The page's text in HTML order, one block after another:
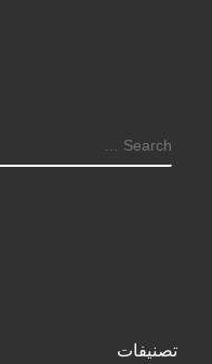
SEARCH
تصنيفات